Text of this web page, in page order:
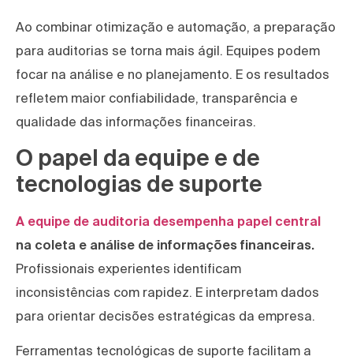
Ao combinar otimização e automação, a preparação
para auditorias se torna mais ágil. Equipes podem
focar na análise e no planejamento. E os resultados
refletem maior confiabilidade, transparência e
qualidade das informações financeiras.
O papel da equipe e de
tecnologias de suporte
A equipe de auditoria desempenha papel central
na coleta e análise de informações financeiras.
Profissionais experientes identificam
inconsistências com rapidez. E interpretam dados
para orientar decisões estratégicas da empresa.
Ferramentas tecnológicas de suporte facilitam a